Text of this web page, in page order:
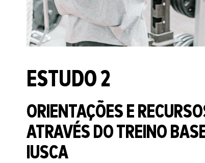
ESTUDO 2
ORIENTAÇÕES E
ATRAVÉS DO TREINO
IUSCA